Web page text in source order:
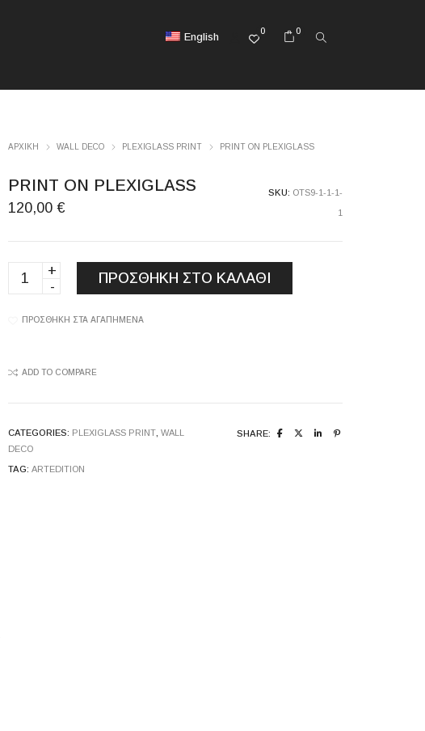
English 0 0
ΑΡΧΙΚΉ WALL DECO PLEXIGLASS PRINT PRINT ON PLEXIGLASS
PRINT ON PLEXIGLASS
120,00€
SKU: OTS9-1-1-1-
1
PRINT
ON
quantity
ΠΡΟΣΘΉΚΗ ΣΤΟ ΚΑΛΆΘΙ
ΠΡΟΣΘΉΚΗ ΣΤΑ ΑΓΑΠΗΜΈΝΑ
ADD TO COMPARE
CATEGORIES: PLEXIGLASS PRINT ,WALL
DECO
TAG:ARTEDITION
SHARE: